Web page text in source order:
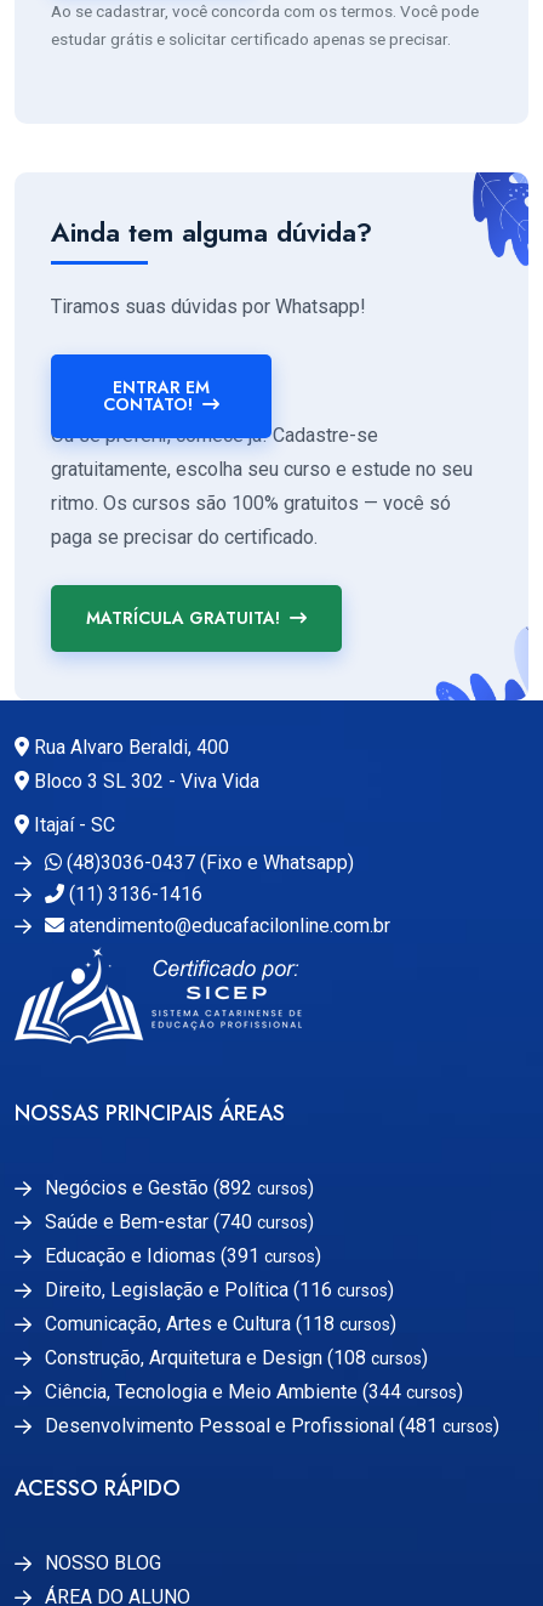
Ao se cadastrar, você concorda com os termos. Você pode
estudar grátis e solicitar certificado apenas se precisar.
Ainda tem alguma dúvida?
Tiramos suas dúvidas por Whatsapp!
ENTRAR EM
CONTATO!
Ou se preferir, comece já! Cadastre-se
gratuitamente, escolha seu curso e estude no seu
ritmo. Os cursos são 100% gratuitos — você só
paga se precisar do certificado.
MATRÍCULA GRATUITA!
Rua Alvaro Beraldi, 400
Bloco 3 SL 302 - Viva Vida
Itajaí - SC
(48)3036-0437 (Fixo e Whatsapp)
(11) 3136-1416
atendimento@educafacilonline.com.br
NOSSAS PRINCIPAIS ÁREAS
Negócios e Gestão (892 cursos)
Saúde e Bem-estar (740 cursos)
Educação e Idiomas (391 cursos)
Direito, Legislação e Política (116 cursos)
Comunicação, Artes e Cultura (118 cursos)
Construção, Arquitetura e Design (108 cursos)
Ciência, Tecnologia e Meio Ambiente (344 cursos)
Desenvolvimento Pessoal e Profissional (481 cursos)
ACESSO RÁPIDO
NOSSO BLOG
ÁREA DO ALUNO